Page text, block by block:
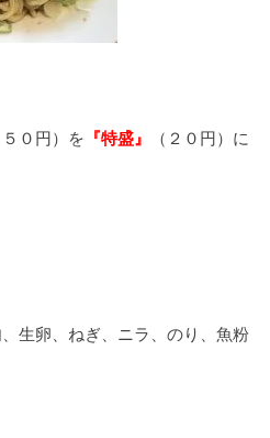
５０円）を 『特盛』
（２０円）に
生卵、ねぎ、ニラ、のり、魚粉